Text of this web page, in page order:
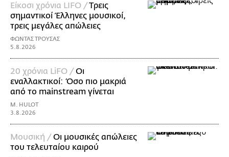
Είκοσι χρόνια LIFO /Tρεις
σημαντικοί Έλληνες μουσικοί,
τρεις μεγάλες απώλειες
ΦΩΝΤΑΣ ΤΡΟΥΣΑΣ
5.8.2026
20 χρόνια LiFO / Οι
εναλλακτικοί: Όσο πιο μακριά
από το mainstream γίνεται
M. HULOT
3.8.2026
Μουσική / Οι μουσικές απώλειες
του τελευταίου καιρού